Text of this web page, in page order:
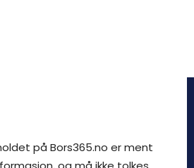
på Bors365.no er ment